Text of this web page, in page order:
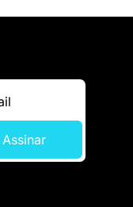
Assinar